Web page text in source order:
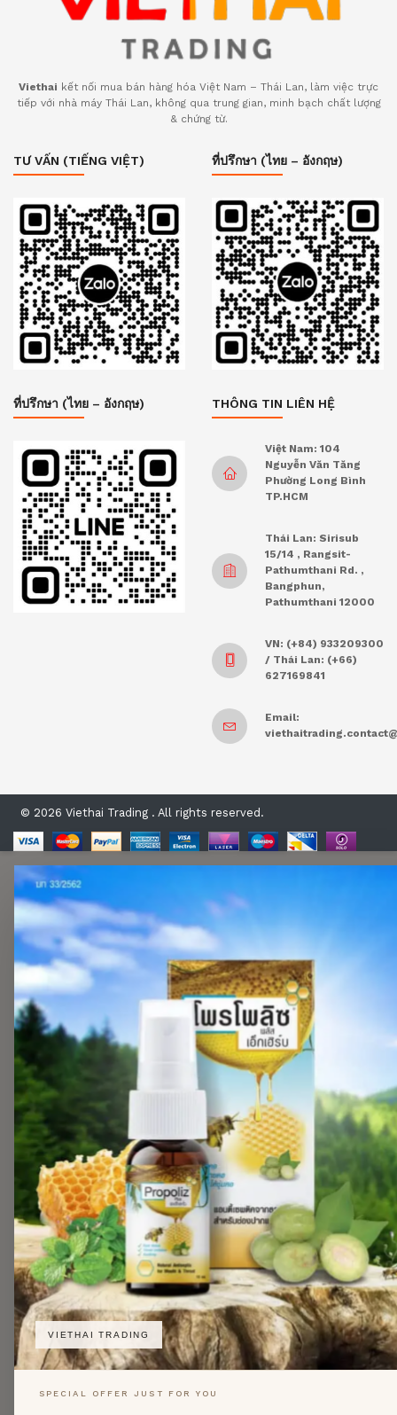
Viethai kết nối mua bán hàng hóa Việt Nam – Thái Lan, làm việc trực
tiếp với nhà máy Thái Lan, không qua trung gian, minh bạch chất lượng
& chứng từ.
TƯ VẤN (TIẾNG VIỆT) ที่ปรึกษา (ไทย – อังกฤษ)
ที่ปรึกษา (ไทย – อังกฤษ) THÔNG TIN LIÊN HỆ
Việt Nam: 104
Nguyễn Văn Tăng
Phường Long Bình
TP.HCM
Thái Lan: Sirisub
15/14 , Rangsit-
Pathumthani Rd. ,
Bangphun,
Pathumthani 12000
VN: (+84) 933209300
/ Thái Lan: (+66)
627169841
Email:
© 2026 Viethai Trading . All rights reserved.
VIETHAI TRADING
SPECIAL OFFER JUST FOR YOU